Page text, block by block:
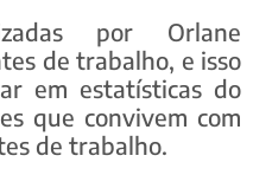
por Orlane
de trabalho, e isso
em estatísticas do
que convivem com
de trabalho.